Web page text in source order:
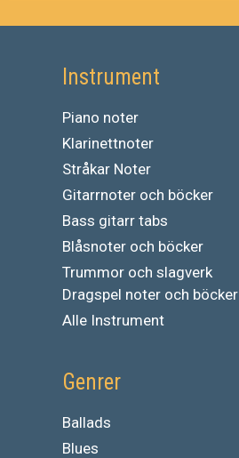
Instrument
Piano noter
Klarinettnoter
Stråkar Noter
Gitarrnoter och böcker
Bass gitarr tabs
Blåsnoter och böcker
Trummor och slagverk
Dragspel noter och böcker
Alle Instrument
Genrer
Ballads
Blues